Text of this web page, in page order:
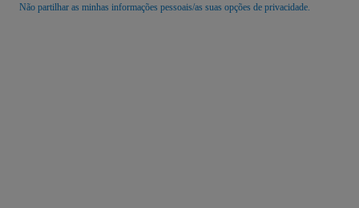
Não partilhar as minhas informações pessoais/as suas opções de privacidade.